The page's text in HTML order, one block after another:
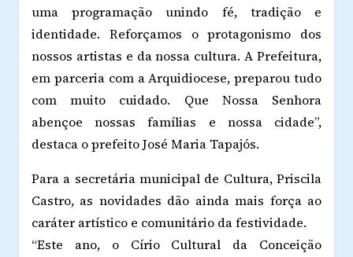
uma programação unindo fé, tradição e
identidade. Reforçamos o protagonismo dos
nossos artistas e da nossa cultura. A Prefeitura,
em parceria com a Arquidiocese, preparou tudo
com muito cuidado. Que Nossa Senhora
abençoe nossas famílias e nossa cidade”,
destaca o prefeito José Maria Tapajós.
Para a secretária municipal de Cultura, Priscila
Castro, as novidades dão ainda mais força ao
caráter artístico e comunitário da festividade.
“Este ano, o Círio Cultural da Conceição